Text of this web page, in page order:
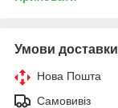
Умови доставки
Нова Пошта
Самовивіз